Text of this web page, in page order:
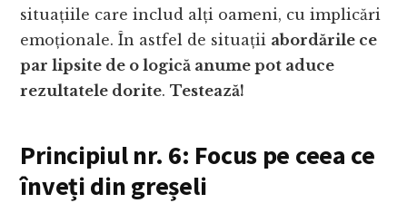
situațiile care includ alți oameni, cu implicări
emoționale. În astfel de situații abordările ce
par lipsite de o logică anume pot aduce
rezultatele dorite.Testează!
Principiul nr. 6: Focus pe ceea ce
înveți din greșeli